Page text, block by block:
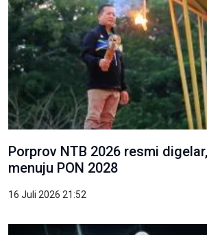
Porprov NTB 2026 resmi
menuju PON 2028
16 Juli 2026 21:52